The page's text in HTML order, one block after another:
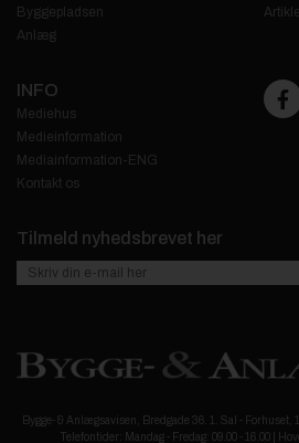
Byggepladsen
Anlæg
INFO
Mediehus
Medieinformation
Mediainformation-ENG
Kontakt os
Tilmeld nyhedsbrevet her
Bygge- & Anlægsavisen, Bredgade 36. 1. Sal - Forhuset,
Telefontider: Mandag - Fredag: 09.00 - 16.00 |